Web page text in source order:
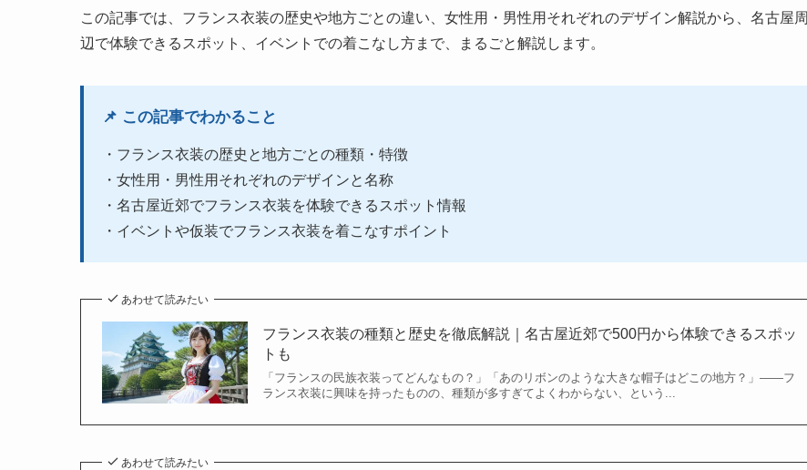
この記事では、フランス衣装の歴史や地方ごとの違い、女性用・男性用それぞれのデザイン解説から、名古屋周
辺で体験できるスポット、イベントでの着こなし方まで、まるごと解説します。
📌 この記事でわかること
・フランス衣装の歴史と地方ごとの種類・特徴
・女性用・男性用それぞれのデザインと名称
・名古屋近郊でフランス衣装を体験できるスポット情報
・イベントや仮装でフランス衣装を着こなすポイント
あわせて読みたい
フランス衣装の種類と歴史を徹底解説｜名古屋近郊で500円から体験できるスポッ
トも
「フランスの民族衣装ってどんなもの？」「あのリボンのような大きな帽子はどこの地方？」——フ
ランス衣装に興味を持ったものの、種類が多すぎてよくわからない、という...
あわせて読みたい